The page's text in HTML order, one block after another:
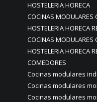
HOSTELERIA HORECA
COCINAS MODULARES
HOSTELERIA HORECA
COCINAS MODULARES
HOSTELERIA HORECA
COMEDORES
Cocinas modulares
Cocinas modulares
Cocinas modulares